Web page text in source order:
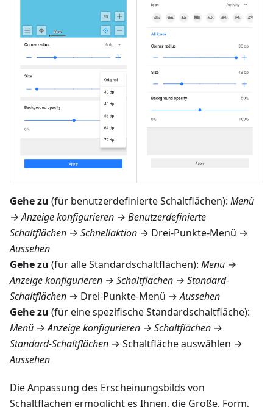
Gehe zu (für benutzerdefinierte Schaltflächen): Menü
→ Anzeige konfigurieren → Benutzerdefinierte
Schaltflächen → Schnellaktion → Drei-Punkte-Menü →
Aussehen
Gehe zu (für alle Standardschaltflächen): Menü →
Anzeige konfigurieren → Schaltflächen → Standard-
Schaltflächen → Drei-Punkte-Menü →Aussehen
Gehe zu (für eine spezifische Standardschaltfläche):
Menü → Anzeige konfigurieren → Schaltflächen →
Standard-Schaltflächen → Schaltfläche auswählen →
Aussehen
Die Anpassung des Erscheinungsbilds von
Schaltflächen ermöglicht es Ihnen, die Größe, Form,